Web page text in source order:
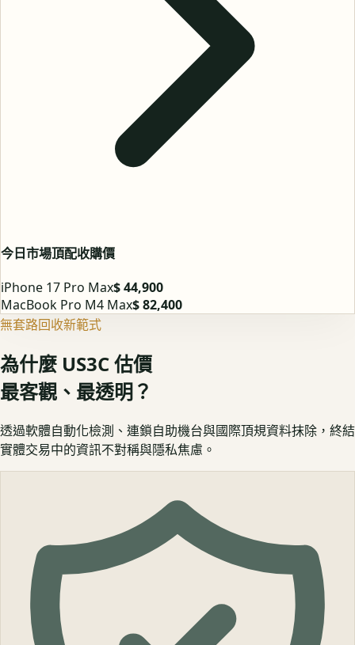
今日市場頂配收購價
iPhone 17 Pro Max$ 44,900
MacBook Pro M4 Max$ 82,400
無套路回收新範式
為什麼 US3C 估價
最客觀、最透明？
透過軟體自動化檢測、連鎖自助機台與國際頂規資料抹除，終結
實體交易中的資訊不對稱與隱私焦慮。